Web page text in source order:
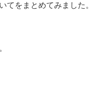
てをまとめてみました。